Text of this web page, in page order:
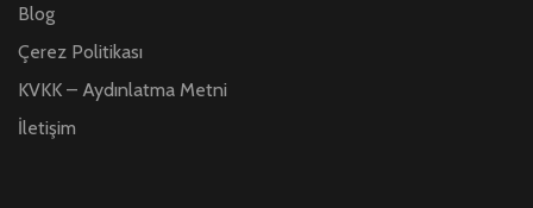
Blog
Çerez Politikası
KVKK – Aydınlatma Metni
İletişim